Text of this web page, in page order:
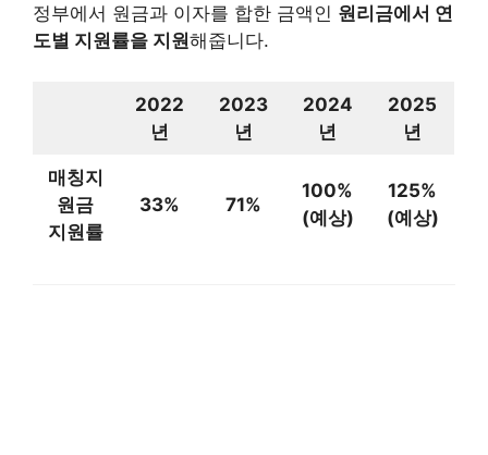
정부에서 원금과 이자를 합한 금액인 원리금에서 연
도별 지원률을 지원해줍니다.
2022
년
2023
년
2024
년
2025
년
매칭지
원금
지원률
33% 71%
100%
(예상)
125%
(예상)